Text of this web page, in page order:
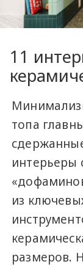
11
топа
интерьеры
из
размеров.